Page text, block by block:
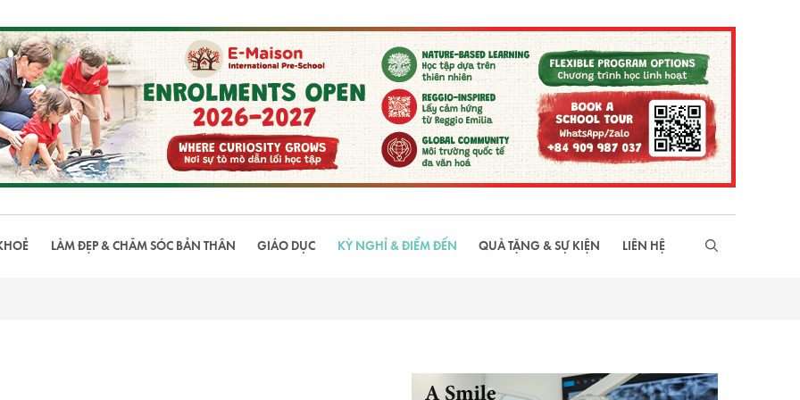
LÀM ĐẸP & CHĂM SÓC BẢN THÂN GIÁO DỤC KỲ NGHỈ & ĐIỂM ĐẾN QUÀ TẶNG & SỰ KIỆN LIÊN HỆ